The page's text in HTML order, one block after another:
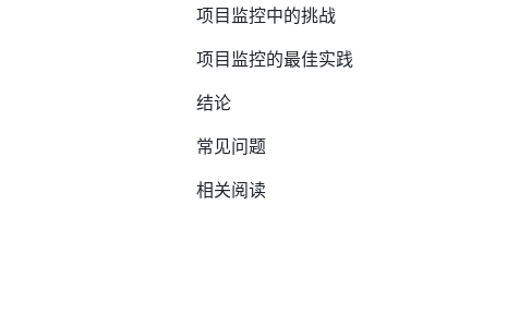
项目监控中的挑战
项目监控的最佳实践
结论
常见问题
相关阅读